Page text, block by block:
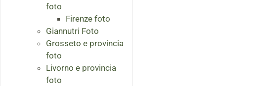
foto
Firenze foto
Giannutri Foto
Grosseto e provincia
foto
Livorno e provincia
foto